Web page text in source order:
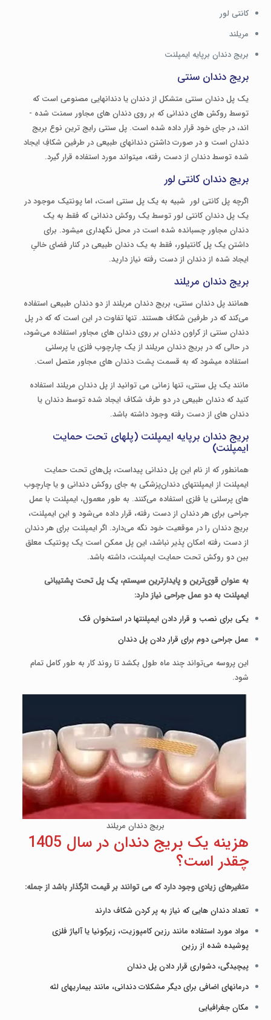
کانتی لور
مریلند
بریج دندان برپایه ایمپلنت
بریج دندان سنتی
یک پل دندان‌ سنتی متشکل از دندان یا دندان­هایی مصنوعی است که
توسط روکش­ های دندانی که بر روی دندان­ های مجاور سمنت شده ­
اند، در جای خود قرار داده شده ‌است. پل سنتی رایج ‌ترین نوع بریج
دندان است و در صورت داشتن دندان­های طبیعی در طرفین شکافِ ایجاد
شده توسط دندان از دست رفته، می­تواند مورد استفاده قرار گیرد.
بریج دندان کانتی لور
اگرچه پل کانتی لور شبیه به یک پل سنتی است، اما پونتیک موجود در
یک پل دندان کانتی لور توسط یک روکش دندانی که فقط به یک
دندان مجاور چسبانده شده است در محل نگهداری می­شود. برای
داشتن یک پل کانتیلور، فقط به یک دندان طبیعی در کنار فضای خالیِ
ایجاد شده از دندان از دست رفته نیاز دارید.
بریج دندان مریلند
همانند پل دندان سنتی، بریج دندان مریلند از دو دندان طبیعی استفاده
می‌کند که در طرفین شکاف هستند. تنها تفاوت در این است که که در پل
دندان سنتی از کراون دندان بر روی دندان­ های مجاور استفاده می‌شود،
در حالی که در بریج دندان مریلند از یک چارچوب فلزی یا پرسلنی
استفاده می­شود که به قسمت پشت دندان­ های مجاور متصل است.
مانند یک پل سنتی، تنها زمانی می توانید از پل دندان مریلند استفاده
کنید که دندان طبیعی در دو طرف شکاف ایجاد شده توسط دندان یا
دندان های از دست رفته وجود داشته باشد.
بریج دندان برپایه ایمپلنت (پل­های تحت حمایت
ایمپلنت)
همانطور که از نام این پل دندانی پیداست، پل‌های تحت حمایت
ایمپلنت از ایمپلنت­های دندان‌پزشکی به جای روکش دندانی و یا چارچوب
­های پرسلنی یا فلزی استفاده می‌کنند. به طور معمول، ایمپلنت با عمل
جراحی برای هر دندان از دست رفته، قرار داده می‌شود و این ایمپلنت،
بریج دندان را در موقعیت خود نگه می‌دارد. اگر ایمپلنت برای هر دندان
از دست رفته امکان پذیر نباشد، این پل ممکن است یک پونتیک معلق
بین دو روکش تحت حمایت ایمپلنت، داشته باشد.
به عنوان قوی‌ترین و پایدارترین سیستم، یک پل تحت پشتیبانی
ایمپلنت به دو عمل جراحی نیاز دارد:
یکی برای نصب و قرار دادن ایمپلنت­ها در استخوان فک
عمل جراحی دوم برای قرار دادن پل دندان
این پروسه می‌تواند چند ماه طول بکشد تا روند کار به طور کامل تمام
شود.
بریج دندان مریلند
هزینه یک بریج دندان در سال 1405
چقدر است؟
متغیرهای زیادی وجود دارد که می توانند بر قیمت اثرگذار باشد از جمله:
تعداد دندان­­ هایی که نیاز به پر کردن شکاف دارند
مواد مورد استفاده مانند رزین کامپوزیت، زیرکونیا یا آلیاژ فلزی
پوشیده شده از رزین
پیچیدگی، دشواری قرار دادن پل دندان
درمان­های اضافی برای دیگر مشکلات دندانی، مانند بیماری­های لثه
مکان جغرافیایی